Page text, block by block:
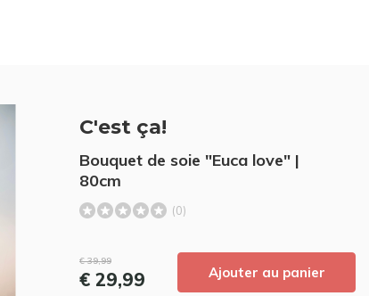
C'est ça!
Bouquet de soie "Euca love" |
80cm
(0)
€ 39,99
€ 29,99 Ajouter au panier